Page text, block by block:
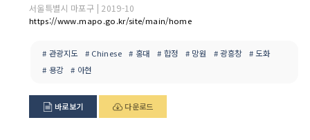
서울특별시 마포구 | 2019-10
https://www.mapo.go.kr/site/main/home
# 관광지도 # Chinese # 홍대 # 합정 # 망원 # 광흥창
# 도화
# 용강
# 아현
바로보기 다운로드